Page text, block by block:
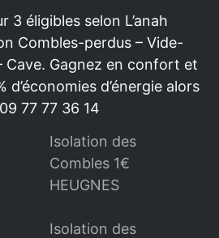
3 éligibles selon L’anah
Combles-perdus – Vide-
Cave. Gagnez en confort et
d’économies d’énergie alors
77 77 36 14
Isolation des
Combles 1€
HEUGNES
Isolation des